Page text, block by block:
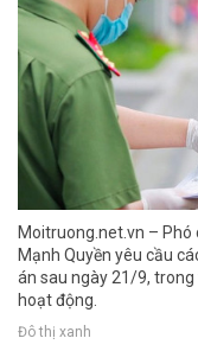
Moitruong.net.vn – Phó
Mạnh Quyền yêu cầu
án sau ngày 21/9,
hoạt động.
Đô thị xanh